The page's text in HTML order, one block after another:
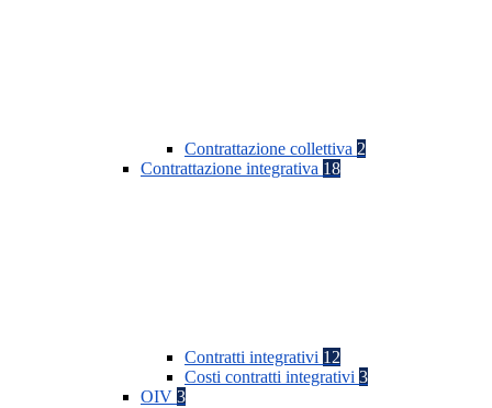
Contrattazione collettiva 2
Contrattazione integrativa 18
Contratti integrativi 12
Costi contratti integrativi 3
OIV 3